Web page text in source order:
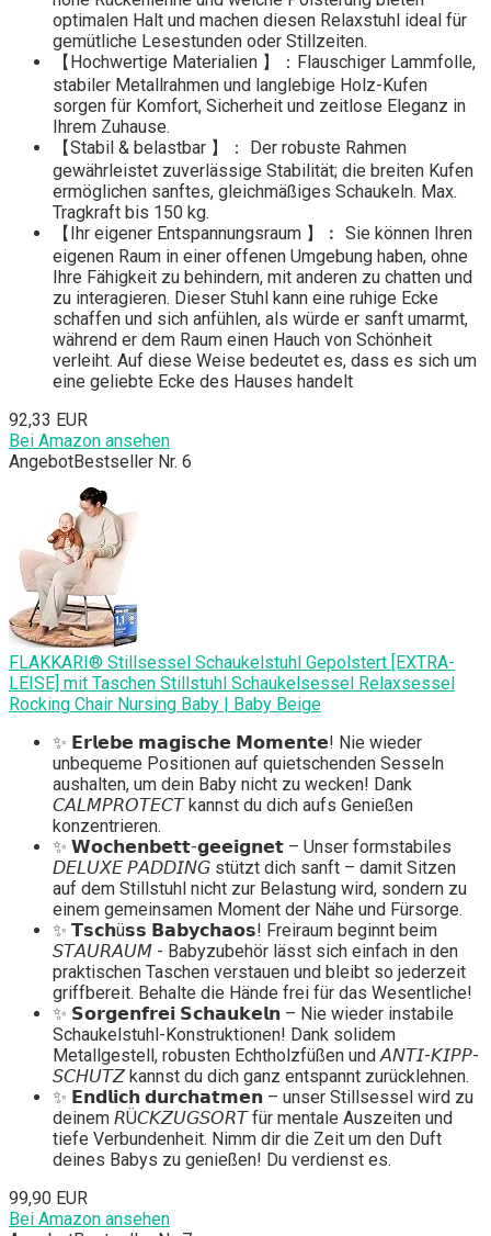
optimalen Halt und machen diesen Relaxstuhl ideal für
gemütliche Lesestunden oder Stillzeiten.
【Hochwertige Materialien 】：Flauschiger Lammfolle,
stabiler Metallrahmen und langlebige Holz-Kufen
sorgen für Komfort, Sicherheit und zeitlose Eleganz in
Ihrem Zuhause.
【Stabil & belastbar 】： Der robuste Rahmen
gewährleistet zuverlässige Stabilität; die breiten Kufen
ermöglichen sanftes, gleichmäßiges Schaukeln. Max.
Tragkraft bis 150 kg.
【Ihr eigener Entspannungsraum 】︰ Sie können Ihren
eigenen Raum in einer offenen Umgebung haben, ohne
Ihre Fähigkeit zu behindern, mit anderen zu chatten und
zu interagieren. Dieser Stuhl kann eine ruhige Ecke
schaffen und sich anfühlen, als würde er sanft umarmt,
während er dem Raum einen Hauch von Schönheit
verleiht. Auf diese Weise bedeutet es, dass es sich um
eine geliebte Ecke des Hauses handelt
92,33 EUR
Bei Amazon ansehen
AngebotBestseller Nr. 6
FLAKKARI® Stillsessel Schaukelstuhl Gepolstert [EXTRA-
LEISE] mit Taschen Stillstuhl Schaukelsessel Relaxsessel
Rocking Chair Nursing Baby | Baby Beige
✨ 𝗘𝗿𝗹𝗲𝗯𝗲 𝗺𝗮𝗴𝗶𝘀𝗰𝗵𝗲 𝗠𝗼𝗺𝗲𝗻𝘁𝗲! Nie wieder
unbequeme Positionen auf quietschenden Sesseln
aushalten, um dein Baby nicht zu wecken! Dank
𝘊𝘈𝘓𝘔𝘗𝘙𝘖𝘛𝘌𝘊𝘛 kannst du dich aufs Genießen
konzentrieren.
✨ 𝗪𝗼𝗰𝗵𝗲𝗻𝗯𝗲𝘁𝘁-𝗴𝗲𝗲𝗶𝗴𝗻𝗲𝘁 – Unser formstabiles
𝘋𝘌𝘓𝘜𝘟𝘌 𝘗𝘈𝘋𝘋𝘐𝘕𝘎 stützt dich sanft – damit Sitzen
auf dem Stillstuhl nicht zur Belastung wird, sondern zu
einem gemeinsamen Moment der Nähe und Fürsorge.
✨ 𝗧𝘀𝗰𝗵ü𝘀𝘀 𝗕𝗮𝗯𝘆𝗰𝗵𝗮𝗼𝘀! Freiraum beginnt beim
𝘚𝘛𝘈𝘜𝘙𝘈𝘜𝘔 - Babyzubehör lässt sich einfach in den
praktischen Taschen verstauen und bleibt so jederzeit
griffbereit. Behalte die Hände frei für das Wesentliche!
✨ 𝗦𝗼𝗿𝗴𝗲𝗻𝗳𝗿𝗲𝗶 𝗦𝗰𝗵𝗮𝘂𝗸𝗲𝗹𝗻 – Nie wieder instabile
Schaukelstuhl-Konstruktionen! Dank solidem
Metallgestell, robusten Echtholzfüßen und 𝘈𝘕𝘛𝘐-𝘒𝘐𝘗𝘗-
𝘚𝘊𝘏𝘜𝘛𝘡 kannst du dich ganz entspannt zurücklehnen.
✨ 𝗘𝗻𝗱𝗹𝗶𝗰𝗵 𝗱𝘂𝗿𝗰𝗵𝗮𝘁𝗺𝗲𝗻 – unser Stillsessel wird zu
deinem 𝘙Ü𝘊𝘒𝘡𝘜𝘎𝘚𝘖𝘙𝘛 für mentale Auszeiten und
tiefe Verbundenheit. Nimm dir die Zeit um den Duft
deines Babys zu genießen! Du verdienst es.
99,90 EUR
Bei Amazon ansehen